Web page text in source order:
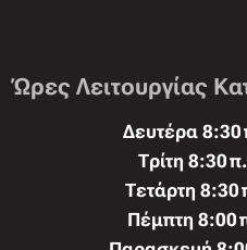
Ώρες Λειτουργίας
Δευτέρα
Τρίτη 8:30
Τετάρτη
Πέμπτη 8:00